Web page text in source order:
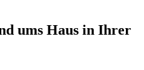
ums Haus in Ihrer